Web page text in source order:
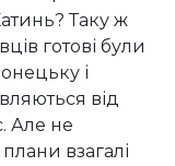
Таку ж
готові були
і
від
Але не
взагалі